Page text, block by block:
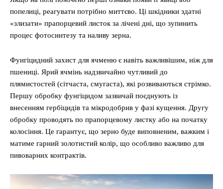
попелиці, реагувати потрібно миттєво. Ці шкідники здатні
«злизати» прапорцевий листок за лічені дні, що зупинить
процес фотосинтезу та наливу зерна.
Фунгіцидний захист для ячменю є навіть важливішим, ніж для
пшениці. Ярий ячмінь надзвичайно чутливий до
плямистостей (сітчаста, смугаста), які розвиваються стрімко.
Першу обробку фунгіцидом зазвичай поєднують із
внесенням гербіцидів та мікродобрив у фазі кущення. Другу
обробку проводять по прапорцевому листку або на початку
колосіння. Це гарантує, що зерно буде виповненим, важким і
матиме гарний золотистий колір, що особливо важливо для
пивоварних контрактів.